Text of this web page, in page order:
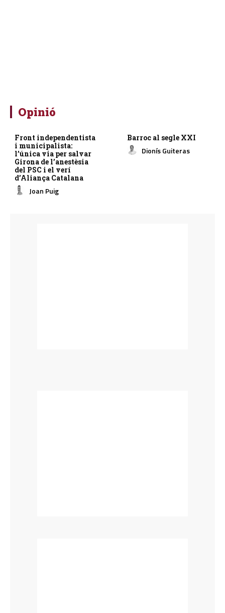
Opinió
Front independentista
i municipalista:
l’única via per salvar
Girona de l’anestèsia
del PSC i el verí
d’Aliança Catalana
Joan Puig
Barroc al segle XXI
Dionís Guiteras